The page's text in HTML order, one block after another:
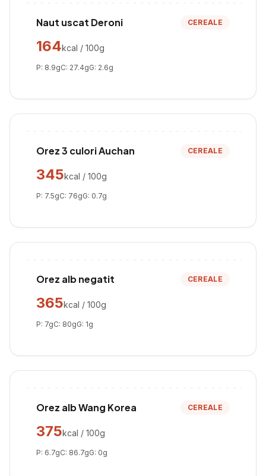
Naut uscat Deroni CEREALE
164kcal / 100g
P: 8.9gC: 27.4gG: 2.6g
Orez 3 culori Auchan CEREALE
345kcal / 100g
P: 7.5gC: 76gG: 0.7g
Orez alb negatit CEREALE
365kcal / 100g
P: 7gC: 80gG: 1g
Orez alb Wang Korea CEREALE
375kcal / 100g
P: 6.7gC: 86.7gG: 0g